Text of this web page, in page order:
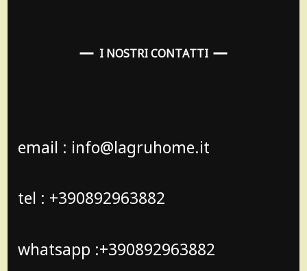
I NOSTRI CONTATTI
email : info@lagruhome.it
tel : +390892963882
whatsapp :+390892963882